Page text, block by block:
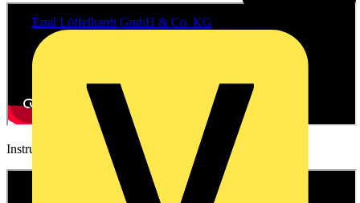
Emil Löffelhardt GmbH & Co. KG
Instructional video